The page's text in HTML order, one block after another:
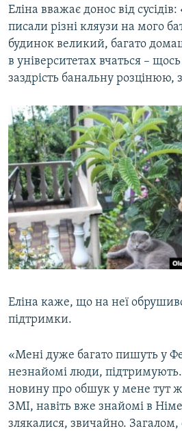
Еліна вважає донос від
писали різні кляузи на мого
будинок великий, багато
в університетах вчаться –
заздрість банальну розцінюю,
Еліна каже, що на неї
підтримки.
«Мені дуже багато пишуть у
незнайомі люди,
новину про обшук у мене тут
ЗМІ, навіть вже знайомі в
злякалися, звичайно.